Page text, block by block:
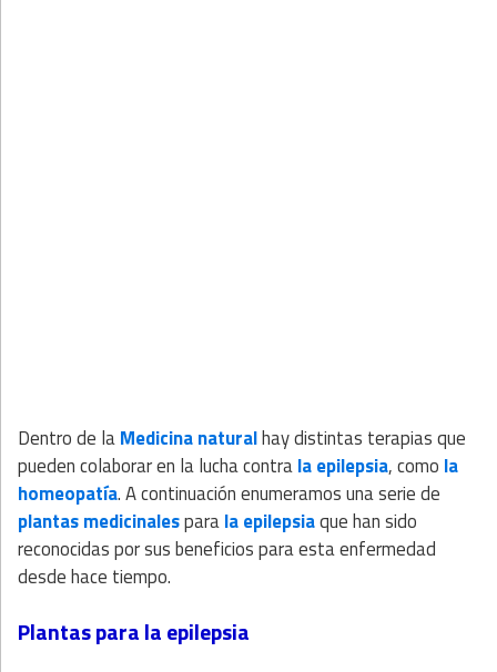
Dentro de laMedicina naturalhay distintas terapias que
pueden colaborar en la lucha contrala epilepsia, como la
homeopatía. A continuación enumeramos una serie de
plantas medicinalesparala epilepsiaque han sido
reconocidas por sus beneficios para esta enfermedad
desde hace tiempo.
Plantas para la epilepsia